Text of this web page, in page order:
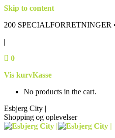
Skip to content
200 SPECIALFORRETNINGER
|
0
Vis kurvKasse
No products in the cart.
Esbjerg City |
Shopping og oplevelser